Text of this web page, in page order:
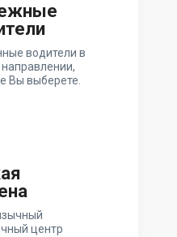
водители в
Вы выберете.
центр